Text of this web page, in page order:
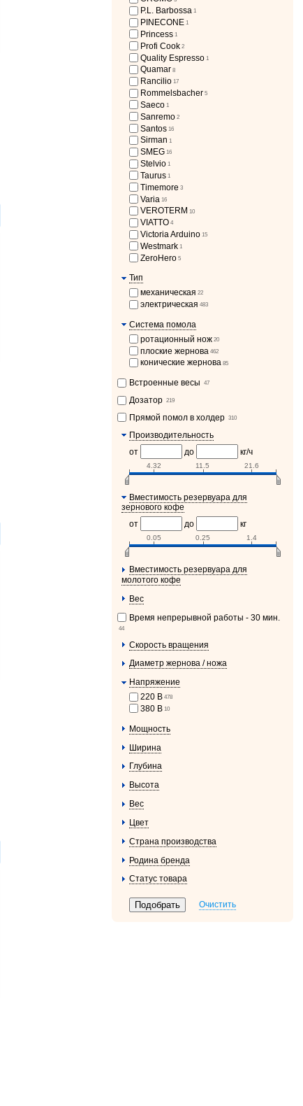
P.L. Barbossa 1
PINECONE 1
Princess 1
Profi Cook 2
Quality Espresso 1
Quamar 8
Rancilio 17
Rommelsbacher 5
Saeco 1
Sanremo 2
Santos 16
Sirman 1
SMEG 16
Stelvio 1
Taurus 1
Timemore 3
Varia 16
VEROTERM 10
VIATTO 4
Victoria Arduino 15
Westmark 1
ZeroHero 5
Тип
механическая 22
электрическая 483
Система помола
ротационный нож 20
плоские жернова 462
конические жернова 85
Встроенные весы 47
Дозатор 219
Прямой помол в холдер 310
Производительность
от
до кг/ч
4.32 11.5 21.6
Вместимость резервуара для
зернового кофе
от
до кг
0.05 0.25 1.4
Вместимость резервуара для
молотого кофе
Вес
Время непрерывной работы - 30 мин.
44
Скорость вращения
Диаметр жернова / ножа
Напряжение
220 В 478
380 В 10
Мощность
Ширина
Глубина
Высота
Вес
Цвет
Страна производства
Родина бренда
Статус товара
Очистить